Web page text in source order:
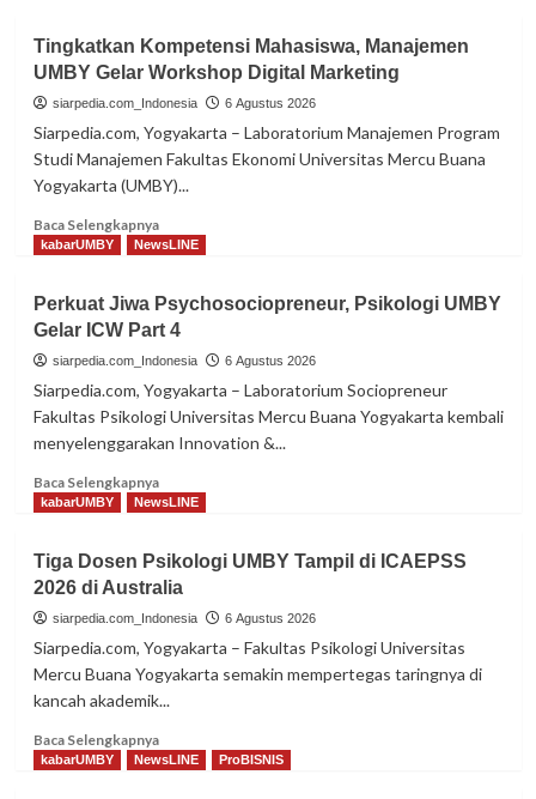
Pendidikan
Profesi
Psikologi
UMBY
Luncurkan
Produk
Inovasi
Tingkatkan Kompetensi Mahasiswa, Manajemen
UMBY Gelar Workshop Digital Marketing
siarpedia.com_Indonesia 6 Agustus 2026
Siarpedia.com, Yogyakarta – Laboratorium Manajemen Program
Studi Manajemen Fakultas Ekonomi Universitas Mercu Buana
Yogyakarta (UMBY)...
Baca SelengkapnyaRead
more
Kompetensi
Mahasiswa,
Manajemen
UMBY
Gelar
Workshop
Digital
kabarUMBY NewsLINE
Perkuat Jiwa Psychosociopreneur, Psikologi UMBY
Gelar ICW Part 4
siarpedia.com_Indonesia 6 Agustus 2026
Siarpedia.com, Yogyakarta – Laboratorium Sociopreneur
Fakultas Psikologi Universitas Mercu Buana Yogyakarta kembali
menyelenggarakan Innovation &...
Baca SelengkapnyaRead
more
Jiwa
Psychosociopreneur,
Psikologi
UMBY
Gelar
ICW
Part
kabarUMBY NewsLINE
Tiga Dosen Psikologi UMBY Tampil di ICAEPSS
2026 di Australia
siarpedia.com_Indonesia 6 Agustus 2026
Siarpedia.com, Yogyakarta – Fakultas Psikologi Universitas
Mercu Buana Yogyakarta semakin mempertegas taringnya di
kancah akademik...
Baca SelengkapnyaRead
more
kabarUMBY NewsLINE ProBISNIS